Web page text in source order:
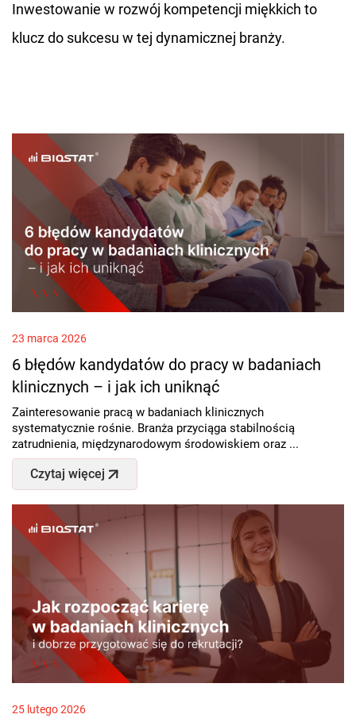
Inwestowanie w rozwój kompetencji miękkich to
klucz do sukcesu w tej dynamicznej branży.
23 marca 2026
6 błędów kandydatów do pracy w badaniach
klinicznych – i jak ich uniknąć
Zainteresowanie pracą w badaniach klinicznych
systematycznie rośnie. Branża przyciąga stabilnością
zatrudnienia, międzynarodowym środowiskiem oraz ...
Czytaj więcej
25 lutego 2026